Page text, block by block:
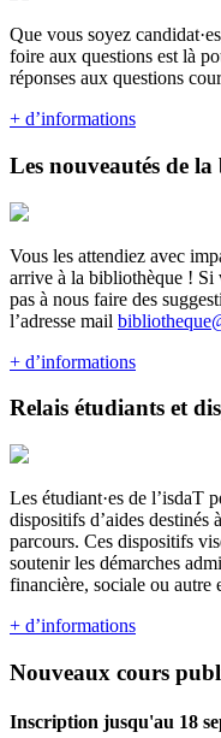
Que vous soyez
foire aux questions est là
réponses aux questions
+ d’informations
Les nouveautés de
Vous les attendiez avec
arrive à la bibliothèque ! Si
pas à nous faire des
l’adresse mail
+ d’informations
Relais étudiants et
Les étudiant·es de l’isdaT
dispositifs d’aides destinés
parcours. Ces dispositifs
soutenir les démarches
financière, sociale ou autre
+ d’informations
Nouveaux cours
Inscription jusqu'au 18